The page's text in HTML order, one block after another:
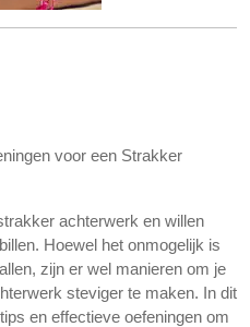
voor een Strakker
achterwerk en willen
Hoewel het onmogelijk is
zijn er wel manieren om je
steviger te maken. In dit
en effectieve oefeningen om